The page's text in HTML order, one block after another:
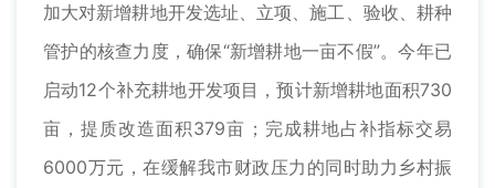
加大对新增耕地开发选址、立项、施工、验收、耕种
管护的核查力度，确保“新增耕地一亩不假”。今年已
启动12个补充耕地开发项目，预计新增耕地面积730
亩，提质改造面积379亩；完成耕地占补指标交易
6000万元，在缓解我市财政压力的同时助力乡村振